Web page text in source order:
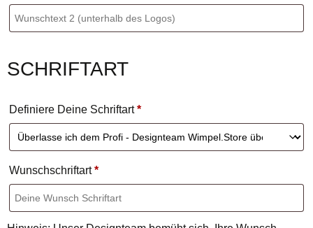
SCHRIFTART
Definiere Deine Schriftart*
Wunschschriftart*